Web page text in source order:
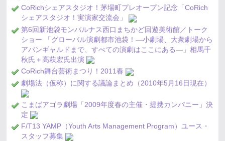
CoRichシェアスタジオ！茅場町プレオープン記念「CoRich
シェアスタジオ！実演家交流会」
第6回新池袋モンパルナス西口まちかど回遊美術館／トーク
ショー 「グローバル演劇都市池袋！―小劇場、大衆劇場から
アバンギャルドまで、すべての演劇はここにある―」相馬千
秋氏＋高萩宏氏出演
CoRich舞台芸術まつり！2011春
劇場法（仮称）に関する議論まとめ（2010年5月16日現在）
こまばアゴラ劇場「2009年度春の主催・提携カンパニー」決
定
F/T13 YAMP（Youth Arts Management Program）ユース・
スタッフ募集